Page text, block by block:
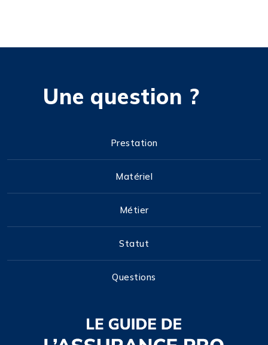
Une question ?
Prestation
Matériel
Métier
Statut
Questions